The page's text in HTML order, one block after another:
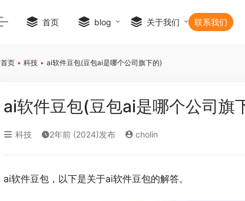
首页 blog 关于我们 联系我们
首页 • 科技 • ai软件豆包(豆包ai是哪个公司旗下的)
ai软件豆包(豆包ai是哪个公司旗
科技 2年前 (2024)发布 cholin
ai软件豆包，以下是关于ai软件豆包的解答。